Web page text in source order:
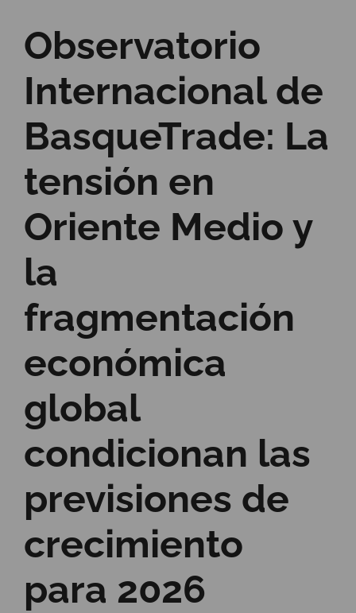
Observatorio
Internacional de
BasqueTrade: La
tensión en
Oriente Medio y
la
fragmentación
económica
global
condicionan las
previsiones de
crecimiento
para 2026